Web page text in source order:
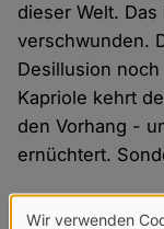
dieser Welt.
verschwunden.
Desillusion
Kapriole kehrt
den Vorhang -
ernüchtert.
Wir verwenden